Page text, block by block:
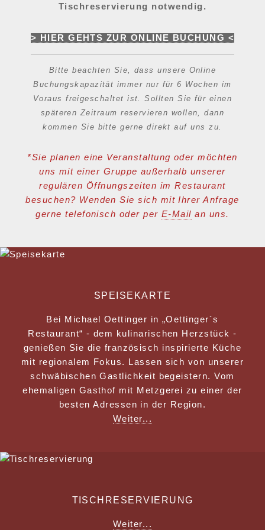
Tischreservierung notwendig.
> HIER GEHTS ZUR ONLINE BUCHUNG <
Bitte beachten Sie, dass unsere Online
Buchungskapazität immer nur für 6 Wochen im
Voraus freigeschaltet ist. Sollten Sie für einen
späteren Zeitraum reservieren wollen, dann
kommen Sie bitte gerne direkt auf uns zu.
*Sie planen eine Veranstaltung oder möchten
uns mit einer Gruppe außerhalb unserer
regulären Öffnungszeiten im Restaurant
besuchen? Wenden Sie sich mit Ihrer Anfrage
gerne telefonisch oder perE-Mail an uns.
SPEISEKARTE
Bei Michael Oettinger in „Oettinger´s
Restaurant“ - dem kulinarischen Herzstück -
genießen Sie die französisch inspirierte Küche
mit regionalem Fokus. Lassen sich von unserer
schwäbischen Gastlichkeit begeistern. Vom
ehemaligen Gasthof mit Metzgerei zu einer der
besten Adressen in der Region.
Weiter...
TISCHRESERVIERUNG
Weiter...